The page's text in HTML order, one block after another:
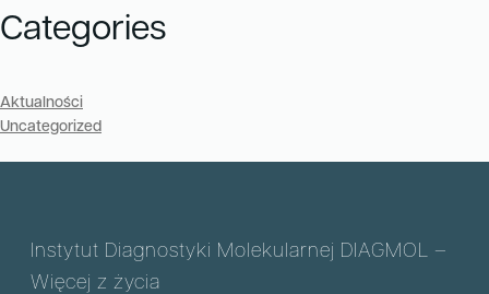
Categories
Aktualności
Uncategorized
Instytut Diagnostyki Molekularnej DIAGMOL –
Więcej z życia